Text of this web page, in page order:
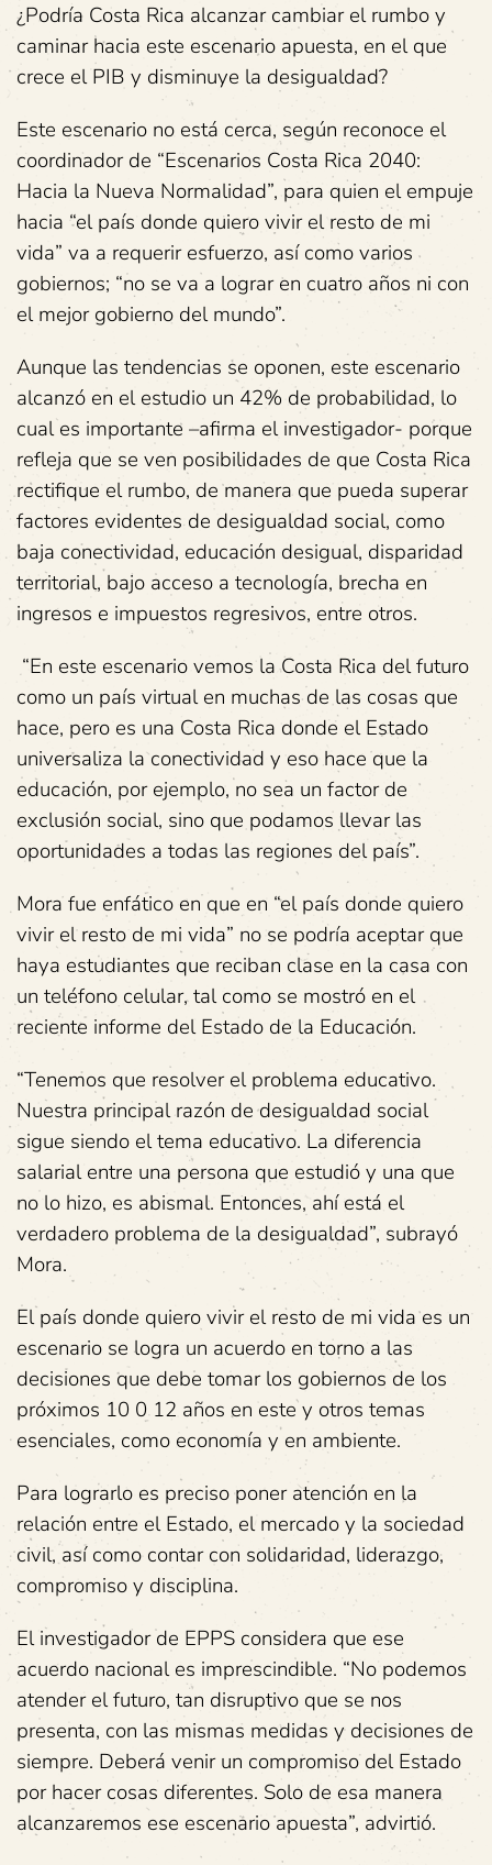
¿Podría Costa Rica alcanzar cambiar el rumbo y
caminar hacia este escenario apuesta, en el que
crece el PIB y disminuye la desigualdad?
Este escenario no está cerca, según reconoce el
coordinador de “Escenarios Costa Rica 2040:
Hacia la Nueva Normalidad”, para quien el empuje
hacia “el país donde quiero vivir el resto de mi
vida” va a requerir esfuerzo, así como varios
gobiernos; “no se va a lograr en cuatro años ni con
el mejor gobierno del mundo”.
Aunque las tendencias se oponen, este escenario
alcanzó en el estudio un 42% de probabilidad, lo
cual es importante –afirma el investigador- porque
refleja que se ven posibilidades de que Costa Rica
rectifique el rumbo, de manera que pueda superar
factores evidentes de desigualdad social, como
baja conectividad, educación desigual, disparidad
territorial, bajo acceso a tecnología, brecha en
ingresos e impuestos regresivos, entre otros.
“En este escenario vemos la Costa Rica del futuro
como un país virtual en muchas de las cosas que
hace, pero es una Costa Rica donde el Estado
universaliza la conectividad y eso hace que la
educación, por ejemplo, no sea un factor de
exclusión social, sino que podamos llevar las
oportunidades a todas las regiones del país”.
Mora fue enfático en que en “el país donde quiero
vivir el resto de mi vida” no se podría aceptar que
haya estudiantes que reciban clase en la casa con
un teléfono celular, tal como se mostró en el
reciente informe del Estado de la Educación.
“Tenemos que resolver el problema educativo.
Nuestra principal razón de desigualdad social
sigue siendo el tema educativo. La diferencia
salarial entre una persona que estudió y una que
no lo hizo, es abismal. Entonces, ahí está el
verdadero problema de la desigualdad”, subrayó
Mora.
El país donde quiero vivir el resto de mi vida es un
escenario se logra un acuerdo en torno a las
decisiones que debe tomar los gobiernos de los
próximos 10 0 12 años en este y otros temas
esenciales, como economía y en ambiente.
Para lograrlo es preciso poner atención en la
relación entre el Estado, el mercado y la sociedad
civil, así como contar con solidaridad, liderazgo,
compromiso y disciplina.
El investigador de EPPS considera que ese
acuerdo nacional es imprescindible. “No podemos
atender el futuro, tan disruptivo que se nos
presenta, con las mismas medidas y decisiones de
siempre. Deberá venir un compromiso del Estado
por hacer cosas diferentes. Solo de esa manera
alcanzaremos ese escenario apuesta”, advirtió.